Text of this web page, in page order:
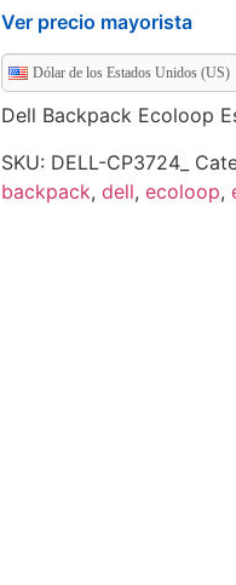
Ver precio mayorista
Dólar de los Estados Unidos (US)
Dell Backpack Ecoloop
SKU: DELL-CP3724_
backpack, dell, ecoloop,